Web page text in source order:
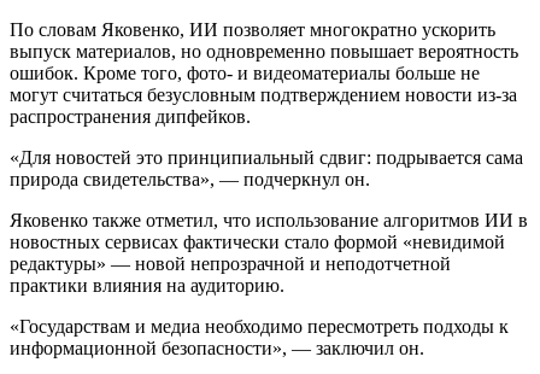
По словам Яковенко, ИИ позволяет многократно ускорить
выпуск материалов, но одновременно повышает вероятность
ошибок. Кроме того, фото- и видеоматериалы больше не
могут считаться безусловным подтверждением новости из-за
распространения дипфейков.
«Для новостей это принципиальный сдвиг: подрывается сама
природа свидетельства», — подчеркнул он.
Яковенко также отметил, что использование алгоритмов ИИ в
новостных сервисах фактически стало формой «невидимой
редактуры» — новой непрозрачной и неподотчетной
практики влияния на аудиторию.
«Государствам и медиа необходимо пересмотреть подходы к
информационной безопасности», — заключил он.